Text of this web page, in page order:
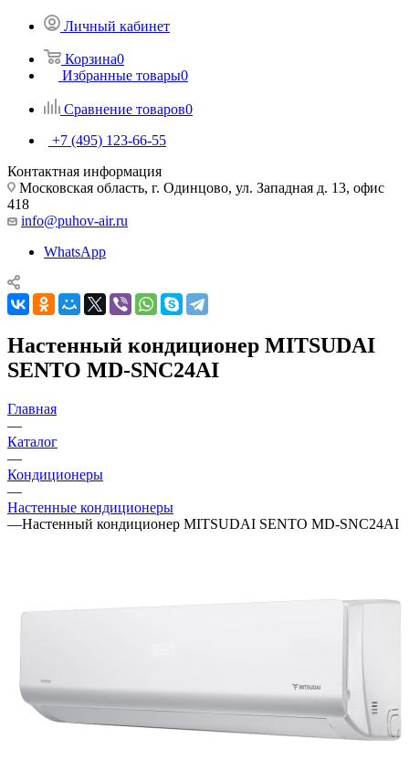
Личный кабинет
Корзина0
Избранные товары0
Сравнение товаров0
+7 (495) 123-66-55
Контактная информация
Московская область, г. Одинцово, ул. Западная д. 13, офис
418
info@puhov-air.ru
WhatsApp
Настенный кондиционер MITSUDAI
SENTO MD-SNC24AI
Главная
—
Каталог
—
Кондиционеры
—
Настенные кондиционеры
—Настенный кондиционер MITSUDAI SENTO MD-SNC24AI